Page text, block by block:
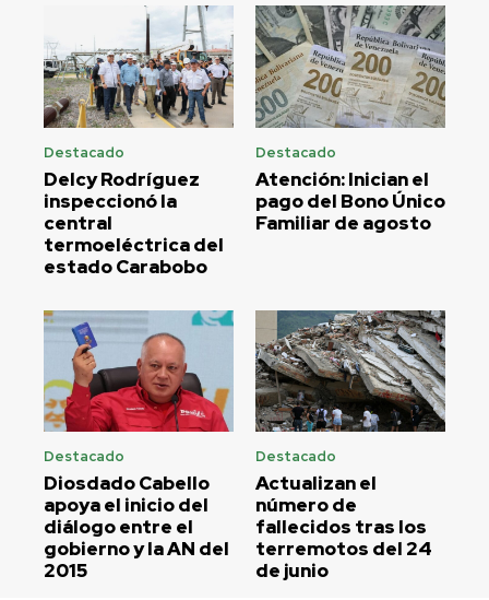
Destacado
Delcy Rodríguez
inspeccionó la
central
termoeléctrica del
estado Carabobo
Destacado
Atención: Inician el
pago del Bono Único
Familiar de agosto
Destacado
Diosdado Cabello
apoya el inicio del
diálogo entre el
gobierno y la AN del
2015
Destacado
Actualizan el
número de
fallecidos tras los
terremotos del 24
de junio